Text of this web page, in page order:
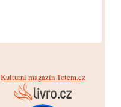
Kulturní magazín Totem.cz